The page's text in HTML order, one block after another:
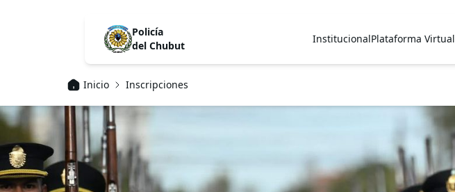
Policía
del Chubut
InstitucionalPlataforma Virtual
Inicio Inscripciones